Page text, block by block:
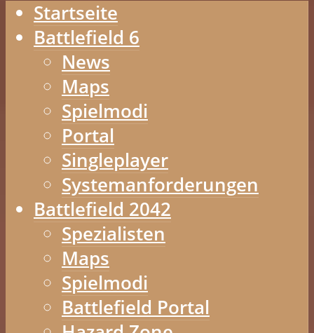
Startseite
Battlefield 6
News
Maps
Spielmodi
Portal
Singleplayer
Systemanforderungen
Battlefield 2042
Spezialisten
Maps
Spielmodi
Battlefield Portal